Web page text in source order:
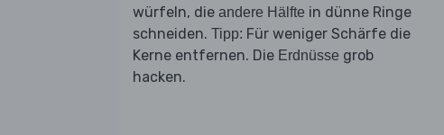
würfeln, die andere Hälfte in dünne Ringe
schneiden. Tipp: Für weniger Schärfe die
Kerne entfernen. Die Erdnüsse grob
hacken.